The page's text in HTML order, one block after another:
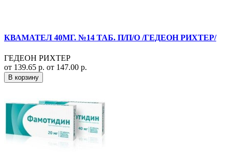
КВАМАТЕЛ 40МГ. №14 ТАБ. П/П/О /ГЕДЕОН РИХТЕР/
ГЕДЕОН РИХТЕР
от 139.65 р. от 147.00 р.
В корзину